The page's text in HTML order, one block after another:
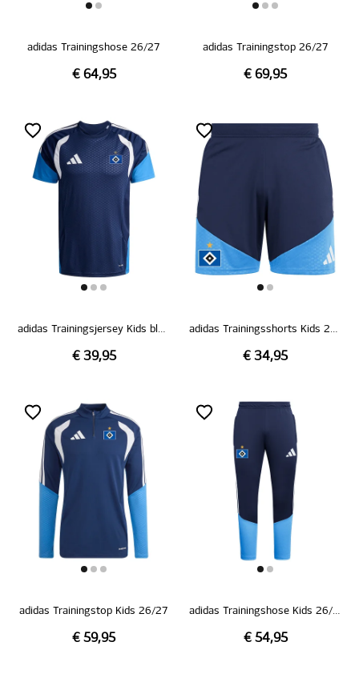
adidas Trainingshose 26/27
€ 64,95
adidas Trainingstop 26/27
€ 69,95
adidas Trainingsjersey Kids blau 26/27
€ 39,95
adidas Trainingsshorts Kids 26/27
€ 34,95
adidas Trainingstop Kids 26/27
€ 59,95
adidas Trainingshose Kids 26/27
€ 54,95